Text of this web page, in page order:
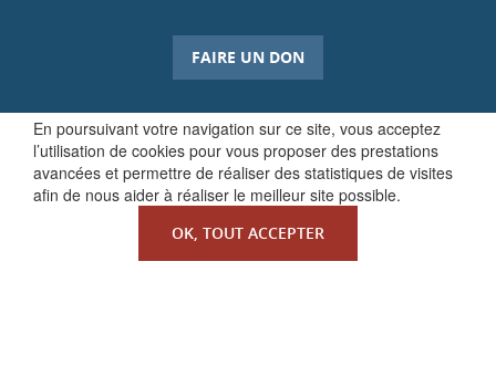
En poursuivant votre navigation sur ce site, vous acceptez
l’utilisation de cookies pour vous proposer des prestations
avancées et permettre de réaliser des statistiques de visites
afin de nous aider à réaliser le meilleur site possible.
OK, TOUT ACCEPTER
FAIRE UN DON